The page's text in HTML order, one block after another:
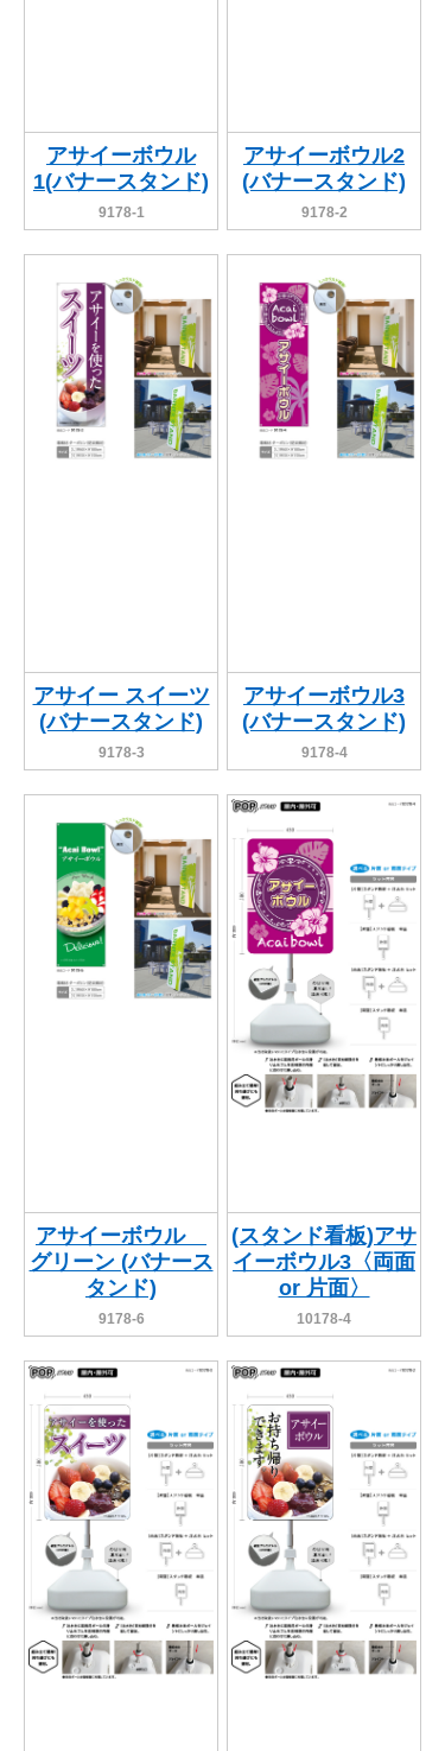
アサイーボウル
1(バナースタンド)
9178-1
アサイーボウル2
(バナースタンド)
9178-2
アサイー スイーツ
(バナースタンド)
9178-3
アサイーボウル3
(バナースタンド)
9178-4
アサイーボウル
グリーン (バナース
タンド)
9178-6
(スタンド看板)アサ
イーボウル3〈両面
or 片面〉
10178-4